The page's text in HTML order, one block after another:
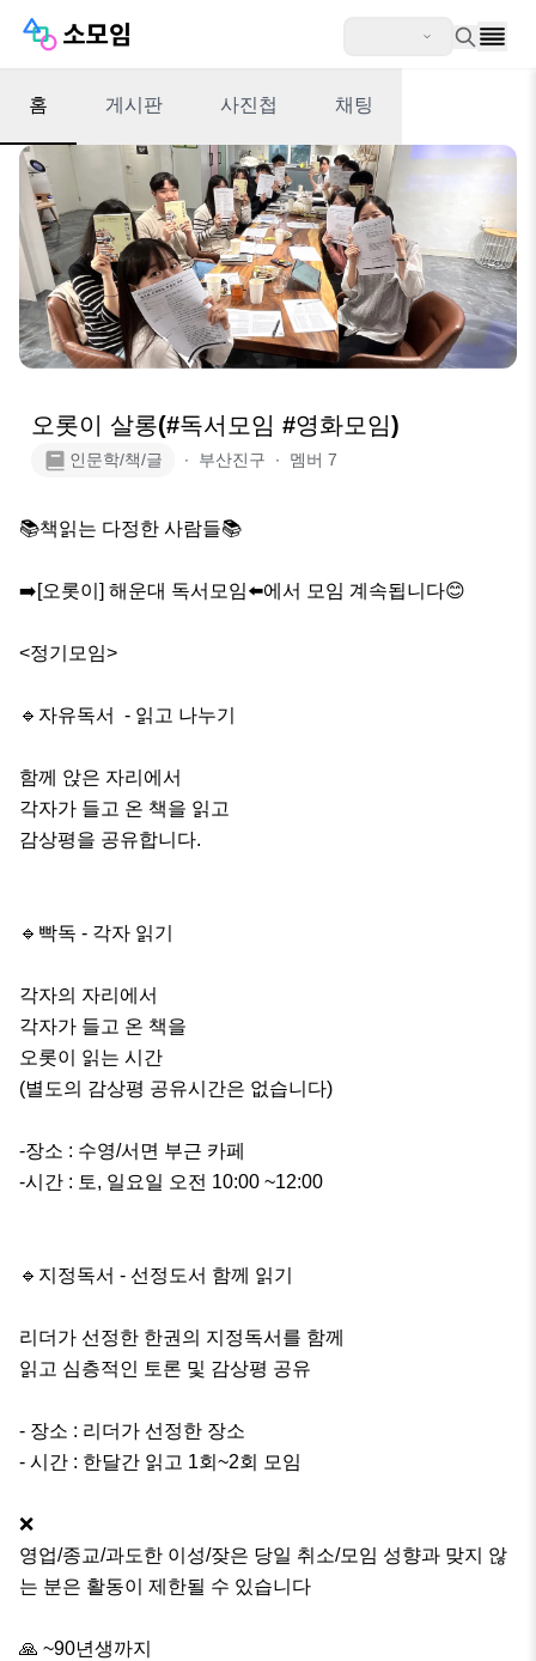
홈 게시판 사진첩 채팅
오롯이 살롱(#독서모임 #영화모임)
인문학/책/글 ∙ 부산진구 ∙ 멤버 7
📚책읽는 다정한 사람들📚
➡️[오롯이] 해운대 독서모임⬅️에서 모임 계속됩니다😊
<정기모임>
🔹️자유독서  - 읽고 나누기
함께 앉은 자리에서
각자가 들고 온 책을 읽고
감상평을 공유합니다.
🔹️빡독 - 각자 읽기
각자의 자리에서
각자가 들고 온 책을
오롯이 읽는 시간
(별도의 감상평 공유시간은 없습니다)
-장소 : 수영/서면 부근 카페
-시간 : 토, 일요일 오전 10:00 ~12:00
🔹️지정독서 - 선정도서 함께 읽기
리더가 선정한 한권의 지정독서를 함께
읽고 심층적인 토론 및 감상평 공유
- 장소 : 리더가 선정한 장소
- 시간 : 한달간 읽고 1회~2회 모임
❌
영업/종교/과도한 이성/잦은 당일 취소/모임 성향과 맞지 않
는 분은 활동이 제한될 수 있습니다
🙏 ~90년생까지